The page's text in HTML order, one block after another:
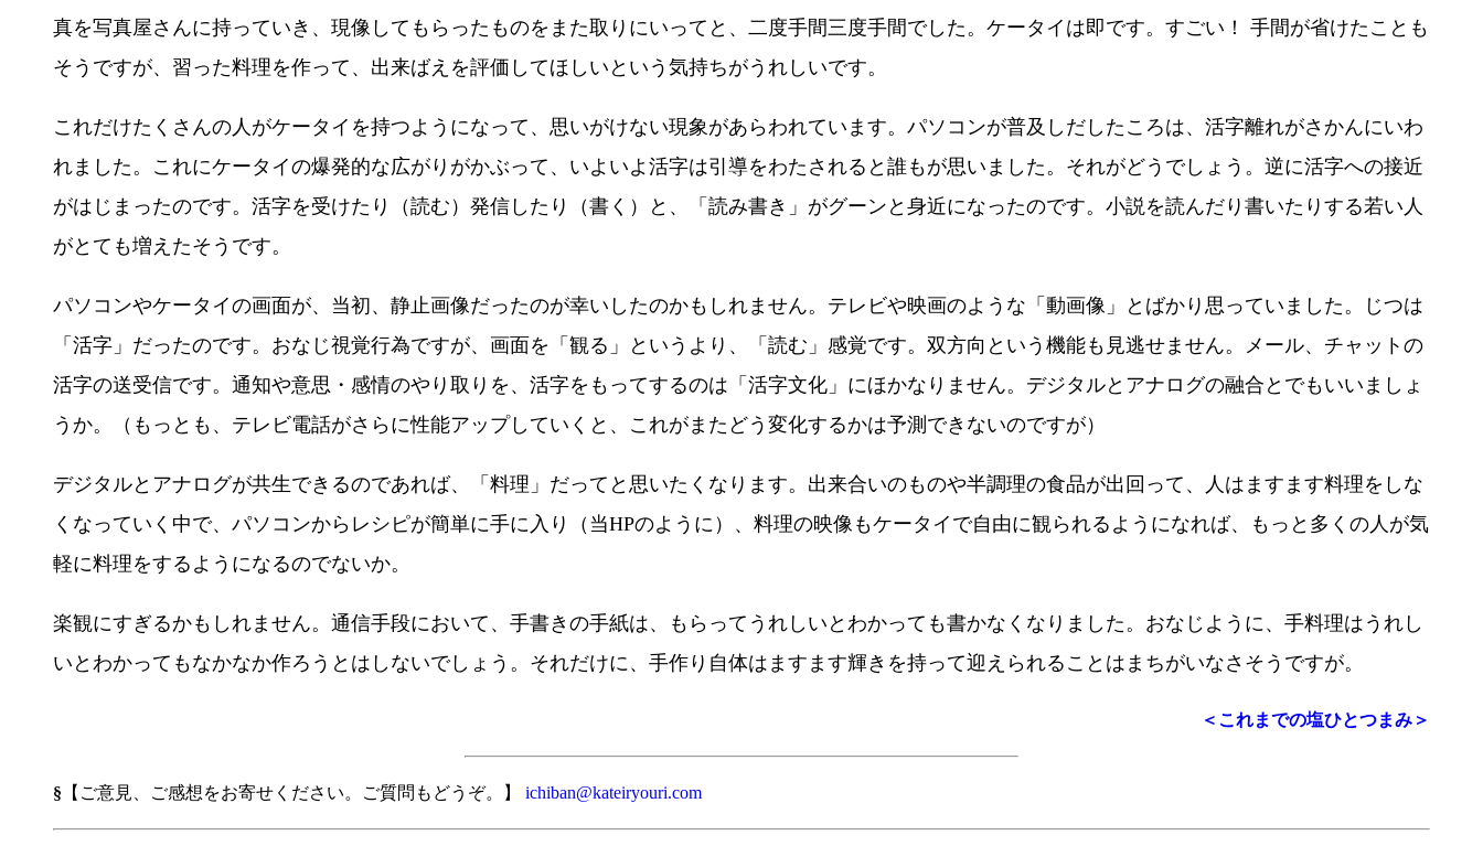
真を写真屋さんに持っていき、現像してもらったものをまた取りにいってと、二度手間三度手間でした。ケータイは即です。すごい！ 手間が省けたことも
そうですが、習った料理を作って、出来ばえを評価してほしいという気持ちがうれしいです。
これだけたくさんの人がケータイを持つようになって、思いがけない現象があらわれています。パソコンが普及しだしたころは、活字離れがさかんにいわ
れました。これにケータイの爆発的な広がりがかぶって、いよいよ活字は引導をわたされると誰もが思いました。それがどうでしょう。逆に活字への接近
がはじまったのです。活字を受けたり（読む）発信したり（書く）と、「読み書き」がグーンと身近になったのです。小説を読んだり書いたりする若い人
がとても増えたそうです。
パソコンやケータイの画面が、当初、静止画像だったのが幸いしたのかもしれません。テレビや映画のような「動画像」とばかり思っていました。じつは
「活字」だったのです。おなじ視覚行為ですが、画面を「観る」というより、「読む」感覚です。双方向という機能も見逃せません。メール、チャットの
活字の送受信です。通知や意思・感情のやり取りを、活字をもってするのは「活字文化」にほかなりません。デジタルとアナログの融合とでもいいましょ
うか。（もっとも、テレビ電話がさらに性能アップしていくと、これがまたどう変化するかは予測できないのですが）
デジタルとアナログが共生できるのであれば、「料理」だってと思いたくなります。出来合いのものや半調理の食品が出回って、人はますます料理をしな
くなっていく中で、パソコンからレシピが簡単に手に入り（当HPのように）、料理の映像もケータイで自由に観られるようになれば、もっと多くの人が気
軽に料理をするようになるのでないか。
楽観にすぎるかもしれません。通信手段において、手書きの手紙は、もらってうれしいとわかっても書かなくなりました。おなじように、手料理はうれし
いとわかってもなかなか作ろうとはしないでしょう。それだけに、手作り自体はますます輝きを持って迎えられることはまちがいなさそうですが。
＜これまでの塩ひとつまみ＞
§ 【ご意見、ご感想をお寄せください。ご質問もどうぞ。】 ichiban@kateiryouri.com